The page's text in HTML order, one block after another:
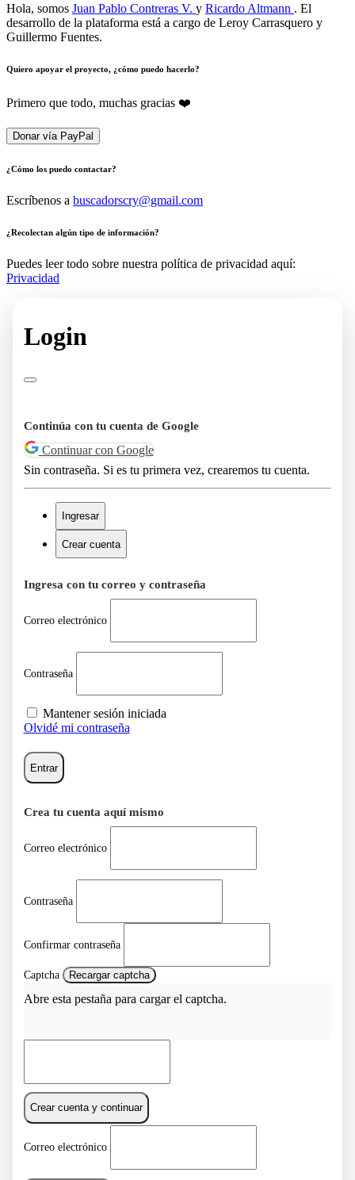
Hola, somos Juan Pablo Contreras V. y Ricardo Altmann . El
desarrollo de la plataforma está a cargo de Leroy Carrasquero y
Guillermo Fuentes.
Quiero apoyar el proyecto, ¿cómo puedo hacerlo?
Primero que todo, muchas gracias ❤️
Donar vía PayPal
¿Cómo los puedo contactar?
Escríbenos a buscadorscry@gmail.com
¿Recolectan algún tipo de información?
Puedes leer todo sobre nuestra política de privacidad aquí:
Privacidad
Login
Continúa con tu cuenta de Google
Continuar con Google
Sin contraseña. Si es tu primera vez, crearemos tu cuenta.
Ingresar
Crear cuenta
Ingresa con tu correo y contraseña
Correo electrónico
Contraseña
Mantener sesión iniciada
Olvidé mi contraseña
Entrar
Crea tu cuenta aquí mismo
Correo electrónico
Contraseña
Confirmar contraseña
Captcha Recargar captcha
Abre esta pestaña para cargar el captcha.
Crear cuenta y continuar
Correo electrónico